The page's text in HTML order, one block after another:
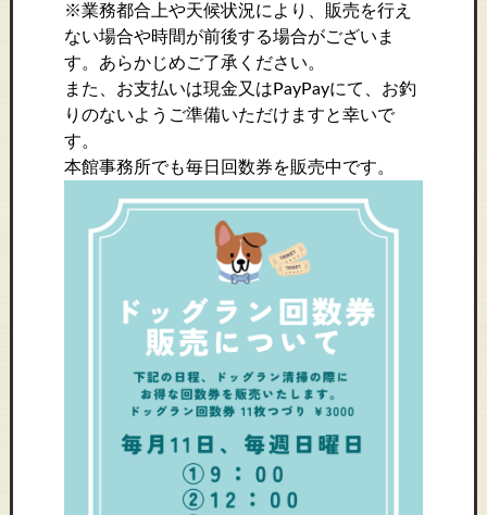
※業務都合上や天候状況により、販売を行え
ない場合や時間が前後する場合がございま
す。あらかじめご了承ください。
また、お支払いは現金又はPayPayにて、お釣
りのないようご準備いただけますと幸いで
す。
本館事務所でも毎日回数券を販売中です。